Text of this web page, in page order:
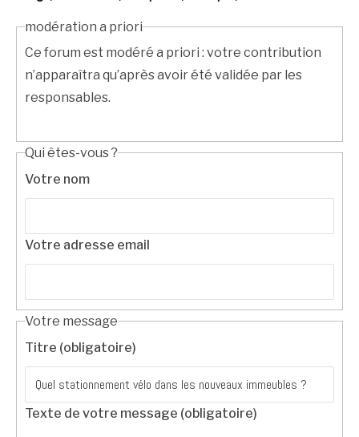
modération a priori
Ce forum est modéré a priori : votre contribution
n’apparaîtra qu’après avoir été validée par les
responsables.
Qui êtes-vous ?
Votre nom
Votre adresse email
Votre message
Titre (obligatoire)
Texte de votre message (obligatoire)